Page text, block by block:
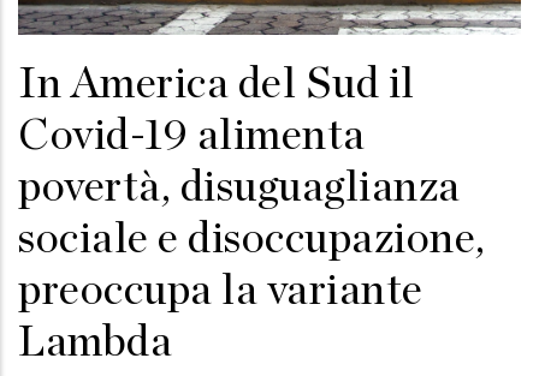
In America del Sud il
Covid-19 alimenta
povertà, disuguaglianza
sociale e disoccupazione,
preoccupa la variante
Lambda